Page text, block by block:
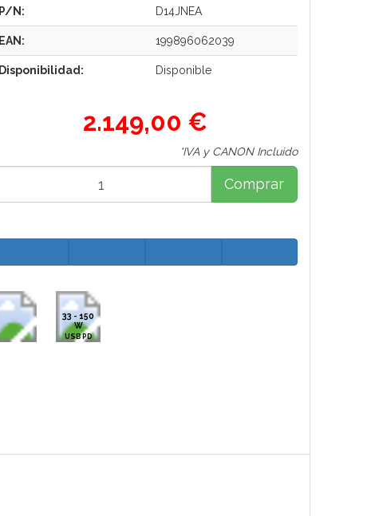
P/N: D14JNEA
EAN: 199896062039
Disponibilidad: Disponible
2.149,00 €
*IVA y CANON Incluido
Comprar
33 - 150
W
USB PD